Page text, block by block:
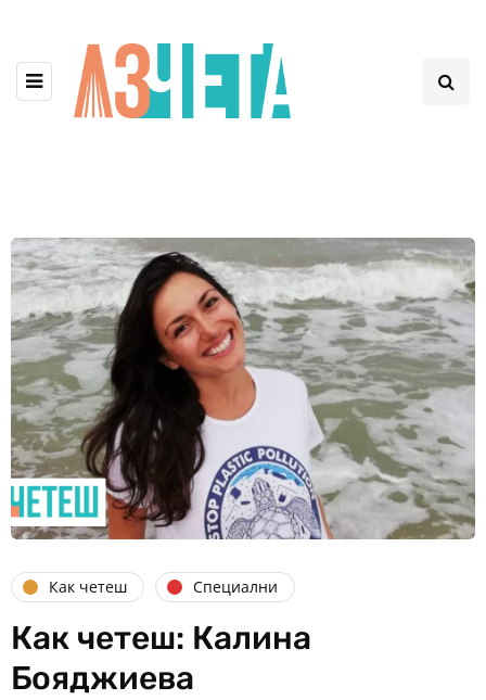
Как четеш Специални
Как четеш: Калина
Бояджиева